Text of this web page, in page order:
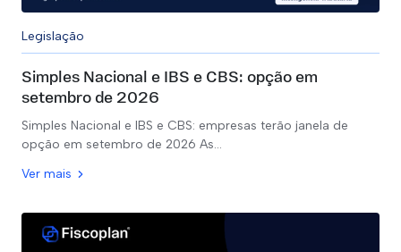
Legislação
Simples Nacional e IBS e CBS: opção em
setembro de 2026
Simples Nacional e IBS e CBS: empresas terão janela de
opção em setembro de 2026 As…
Ver mais